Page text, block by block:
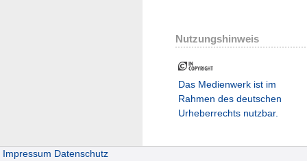
Nutzungshinweis
Das Medienwerk ist im
Rahmen des deutschen
Urheberrechts nutzbar.
Impressum Datenschutz